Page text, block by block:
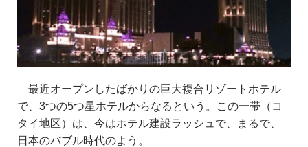
最近オープンしたばかりの巨大複合リゾートホテル
で、3つの5つ星ホテルからなるという。この一帯（コ
タイ地区）は、今はホテル建設ラッシュで、まるで、
日本のバブル時代のよう。